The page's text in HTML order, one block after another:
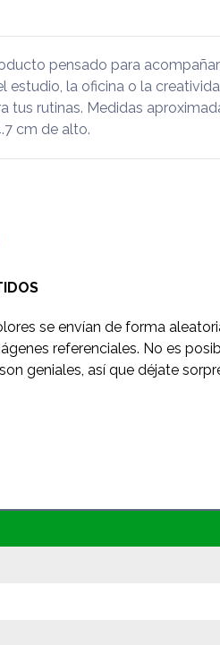
pensado para
estudio, la oficina o la
tus rutinas. Medidas
cm de alto.
se envían de forma
referenciales. No es
geniales, así que déjate